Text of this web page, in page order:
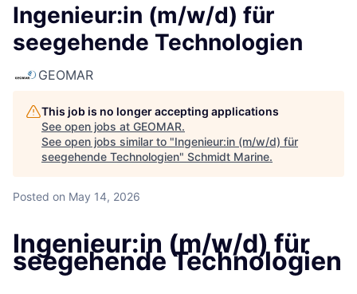
Ingenieur:in (m/w/d) für
seegehende Technologien
GEOMAR
This job is no longer accepting applications
See open jobs at GEOMAR.
See open jobs similar to "Ingenieur:in (m/w/d) für
seegehende Technologien" Schmidt Marine.
Posted on May 14, 2026
Ingenieur:in (m/w/d) für
seegehende Technologien